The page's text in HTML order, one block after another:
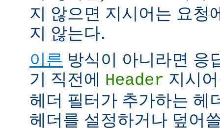
지 않으면 지시어는 요청
지 않는다.
이른 방식이 아니라면 응
기 직전에 Header 지시
헤더 필터가 추가하는 헤
헤더를 설정하거나 덮어